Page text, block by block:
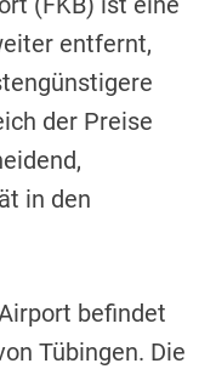
entfernt,
der Preise
in den
befindet
Tübingen. Die